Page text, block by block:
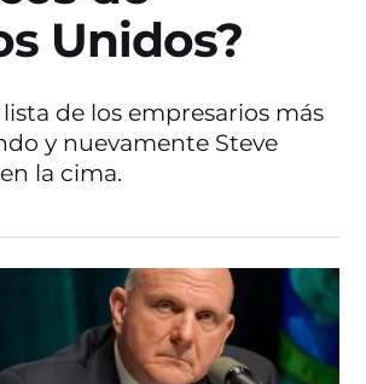
Unidos?
de los empresarios más
y nuevamente Steve
la cima.